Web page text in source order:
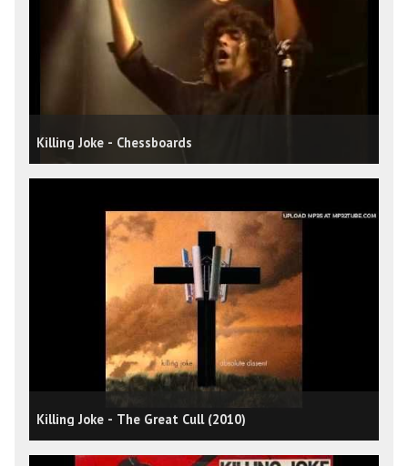
Killing Joke - Chessboards
Killing Joke - The Great Cull (2010)